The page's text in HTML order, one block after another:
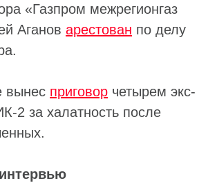
«Газпром межрегионгаз
Аганов арестован по делу
вынес приговор четырем экс-
2 за халатность после